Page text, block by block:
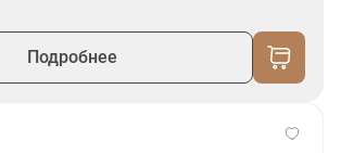
Подробнее